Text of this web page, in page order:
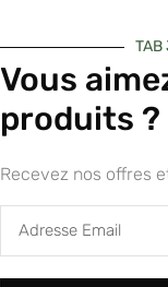
Vous
produits ?
Recevez nos offres
Email